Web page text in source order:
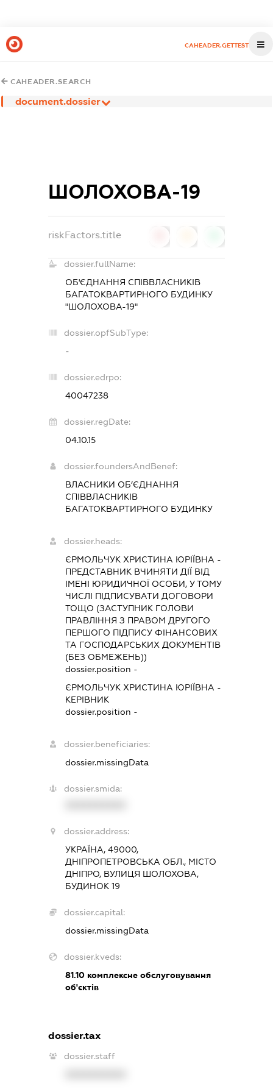
CAHEADER.GETTEST
CAHEADER.SEARCH
document.dossier
ШОЛОХОВА-19
riskFactors.title
dossier.fullName:
ОБ'ЄДНАННЯ СПІВВЛАСНИКІВ
БАГАТОКВАРТИРНОГО БУДИНКУ
"ШОЛОХОВА-19"
dossier.opfSubType:
-
dossier.edrpo:
40047238
dossier.regDate:
04.10.15
dossier.foundersAndBenef:
ВЛАСНИКИ ОБ’ЄДНАННЯ
СПІВВЛАСНИКІВ
БАГАТОКВАРТИРНОГО БУДИНКУ
dossier.heads:
ЄРМОЛЬЧУК ХРИСТИНА ЮРІЇВНА -
ПРЕДСТАВНИК ВЧИНЯТИ ДІЇ ВІД
ІМЕНІ ЮРИДИЧНОЇ ОСОБИ, У ТОМУ
ЧИСЛІ ПІДПИСУВАТИ ДОГОВОРИ
ТОЩО (ЗАСТУПНИК ГОЛОВИ
ПРАВЛІННЯ З ПРАВОМ ДРУГОГО
ПЕРШОГО ПІДПИСУ ФІНАНСОВИХ
ТА ГОСПОДАРСЬКИХ ДОКУМЕНТІВ
(БЕЗ ОБМЕЖЕНЬ))
dossier.position -
ЄРМОЛЬЧУК ХРИСТИНА ЮРІЇВНА -
КЕРІВНИК
dossier.position -
dossier.beneficiaries:
dossier.missingData
dossier.smida:
dossier.address:
УКРАЇНА, 49000,
ДНІПРОПЕТРОВСЬКА ОБЛ., МІСТО
ДНІПРО, ВУЛИЦЯ ШОЛОХОВА,
БУДИНОК 19
dossier.capital:
dossier.missingData
dossier.kveds:
81.10 комплексне обслуговування
об'єктів
dossier.tax
dossier.staff